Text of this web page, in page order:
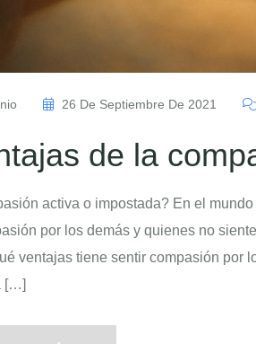
26 De Septiembre De 2021
de la
activa o impostada? En el
por los demás y quienes no
ventajas tiene sentir compasión por
[…]